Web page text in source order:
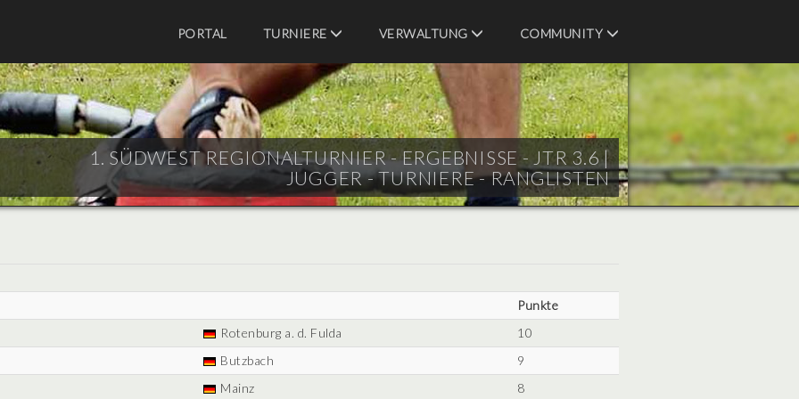
PORTAL TURNIERE VERWALTUNG COMMUNITY
1. SÜDWEST REGIONALTURNIER - ERGEBNISSE - JTR 3.6 |
JUGGER - TURNIERE - RANGLISTEN
Punkte
Rotenburg a. d. Fulda
10
Butzbach
9
Mainz
8